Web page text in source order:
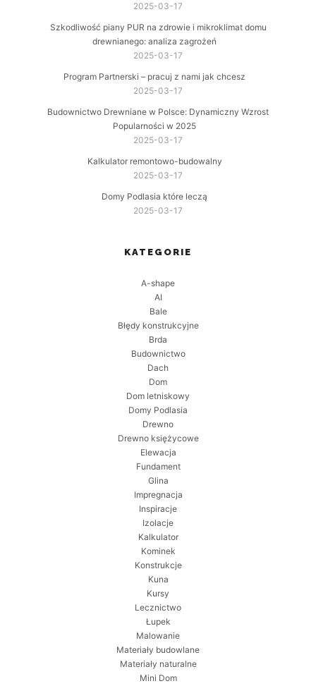
2025-03-17
Szkodliwość piany PUR na zdrowie i mikroklimat domu
drewnianego: analiza zagrożeń
2025-03-17
Program Partnerski – pracuj z nami jak chcesz
2025-03-17
Budownictwo Drewniane w Polsce: Dynamiczny Wzrost
Popularności w 2025
2025-03-17
Kalkulator remontowo-budowalny
2025-03-17
Domy Podlasia które leczą
2025-03-17
KATEGORIE
A-shape
AI
Bale
Błędy konstrukcyjne
Brda
Budownictwo
Dach
Dom
Dom letniskowy
Domy Podlasia
Drewno
Drewno księżycowe
Elewacja
Fundament
Glina
Impregnacja
Inspiracje
Izolacje
Kalkulator
Kominek
Konstrukcje
Kuna
Kursy
Lecznictwo
Łupek
Malowanie
Materiały budowlane
Materiały naturalne
Mini Dom